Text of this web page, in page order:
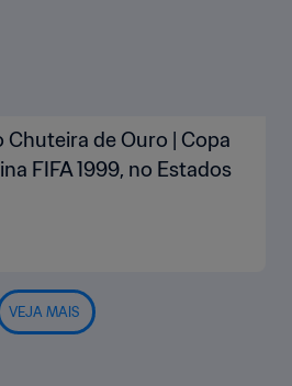
Chuteira de Ouro | Copa
FIFA 1999, no Estados
VEJA MAIS